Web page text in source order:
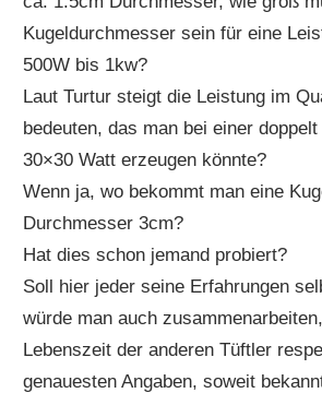
Kugeldurchmesser sein für eine
500W bis 1kw?
Laut Turtur steigt die Leistung im
bedeuten, das man bei einer
30×30 Watt erzeugen könnte?
Wenn ja, wo bekommt man eine
Durchmesser 3cm?
Hat dies schon jemand probiert?
Soll hier jeder seine Erfahrungen
würde man auch
Lebenszeit der anderen Tüftler
genauesten Angaben, soweit